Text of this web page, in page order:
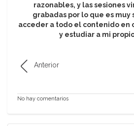
razonables, y las sesiones
grabadas por lo que es muy
acceder a todo el contenido en
y estudiar a mi
Anterior
No hay comentarios